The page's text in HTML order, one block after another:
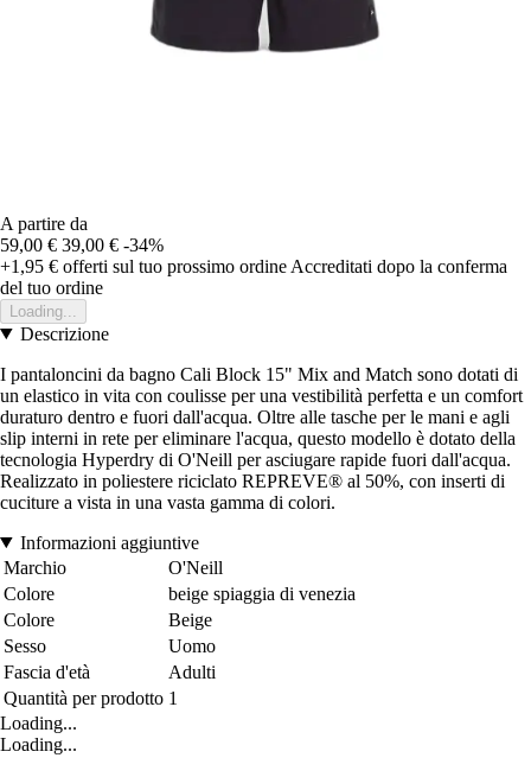
A partire da
59,00 € 39,00 € -34%
+1,95 € offerti sul tuo prossimo ordine Accreditati dopo la conferma
del tuo ordine
Loading...
Descrizione
I pantaloncini da bagno Cali Block 15" Mix and Match sono dotati di
un elastico in vita con coulisse per una vestibilità perfetta e un comfort
duraturo dentro e fuori dall'acqua. Oltre alle tasche per le mani e agli
slip interni in rete per eliminare l'acqua, questo modello è dotato della
tecnologia Hyperdry di O'Neill per asciugare rapide fuori dall'acqua.
Realizzato in poliestere riciclato REPREVE® al 50%, con inserti di
cuciture a vista in una vasta gamma di colori.
Informazioni aggiuntive
Marchio
O'Neill
Colore
beige spiaggia di venezia
Colore
Beige
Sesso
Uomo
Fascia d'età
Adulti
Quantità per prodotto 1
Loading...
Loading...